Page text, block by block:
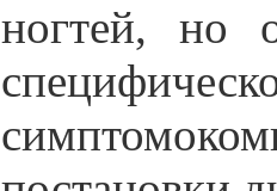
ногтей, но